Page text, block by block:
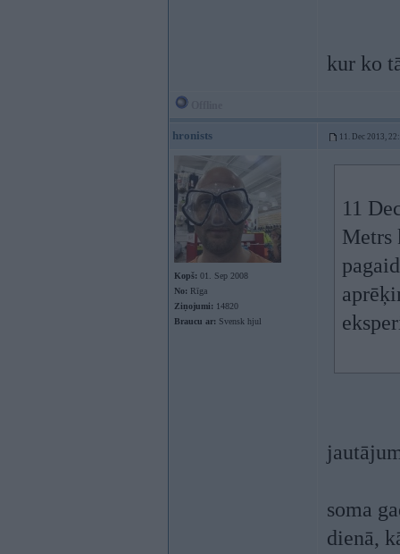
kur ko
hronists 11. Dec 2013,
Kopš: 01. Sep 2008
No: Rīga
Ziņojumi: 14820
Braucu ar: Svensk hjul
11
Metrs
soma
dienā,